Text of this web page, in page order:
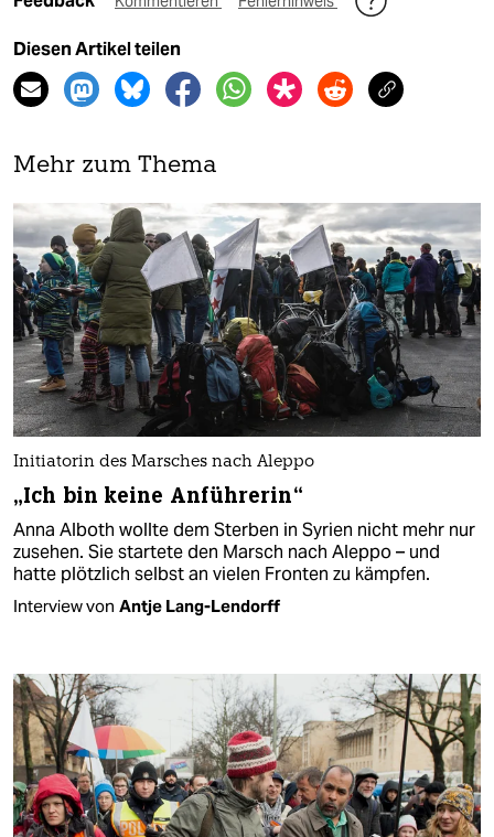
Diesen Artikel teilen
Mehr zum Thema
Initiatorin des Marsches nach Aleppo
„Ich bin keine Anführerin“
Anna Alboth wollte dem Sterben in Syrien nicht mehr nur
zusehen. Sie startete den Marsch nach Aleppo – und
hatte plötzlich selbst an vielen Fronten zu kämpfen.
Interview von Antje Lang-Lendorff